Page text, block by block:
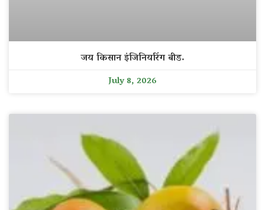
जय किसान इंजिनियरिंग बीड.
July 8, 2026